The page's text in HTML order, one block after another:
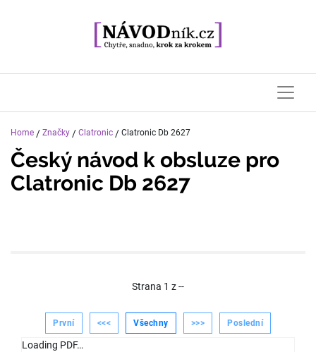
Home / Značky / Clatronic / Clatronic Db 2627
Český návod k obsluze pro
Clatronic Db 2627
Strana 1 z--
První <<< Všechny >>> Poslední
Loading PDF…